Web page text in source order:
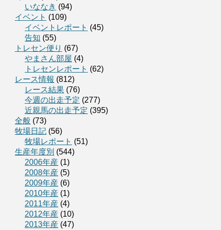
いななき (94)
イベント (109)
イベントレポート (45)
告知 (55)
トレセン便り (67)
やまさん部屋 (4)
トレセンレポート (62)
レース情報 (812)
レース結果 (76)
今週の出走予定 (277)
近親馬の出走予定 (395)
全般 (73)
牧場日記 (56)
牧場レポート (51)
生産年度別 (544)
2006年産 (1)
2008年産 (5)
2009年産 (6)
2010年産 (1)
2011年産 (4)
2012年産 (10)
2013年産 (47)